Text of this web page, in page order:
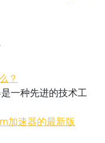
？
一种先进的技术工
加速器的最新版